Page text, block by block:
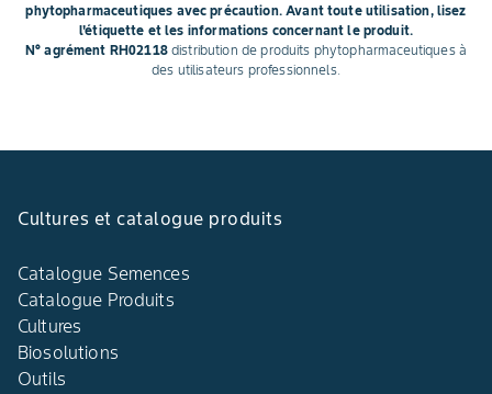
phytopharmaceutiques avec précaution. Avant toute utilisation, lisez
l'étiquette et les informations concernant le produit.
N° agrément RH02118distribution de produits phytopharmaceutiques à
des utilisateurs professionnels.
Cultures et catalogue produits
Catalogue Semences
Catalogue Produits
Cultures
Biosolutions
Outils